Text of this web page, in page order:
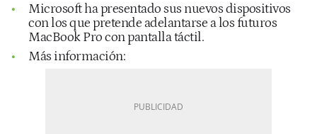
Microsoft ha presentado sus nuevos dispositivos
con los que pretende adelantarse a los futuros
MacBook Pro con pantalla táctil.
Más información: